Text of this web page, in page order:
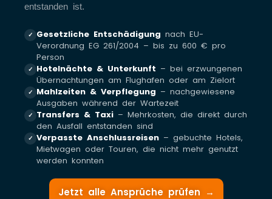
entstanden ist.
✓ Gesetzliche Entschädigung nach EU-
Verordnung EG 261/2004 – bis zu 600 € pro
Person
✓ Hotelnächte & Unterkunft – bei erzwungenen
Übernachtungen am Flughafen oder am Zielort
✓ Mahlzeiten & Verpflegung – nachgewiesene
Ausgaben während der Wartezeit
✓ Transfers & Taxi – Mehrkosten, die direkt durch
den Ausfall entstanden sind
✓ Verpasste Anschlussreisen – gebuchte Hotels,
Mietwagen oder Touren, die nicht mehr genutzt
werden konnten
Jetzt alle Ansprüche prüfen →